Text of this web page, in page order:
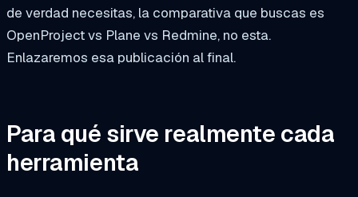
de verdad necesitas, la comparativa que buscas es
OpenProject vs Plane vs Redmine, no esta.
Enlazaremos esa publicación al final.
Para qué sirve realmente cada
herramienta